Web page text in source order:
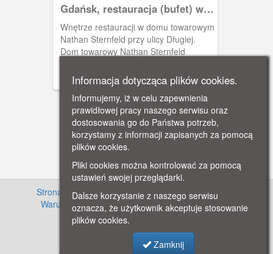
Gdańsk, restauracja (bufet) w
domu towarowym Sternfeld
Wnętrze restauracji w domu towarowym
Nathan Sternfeld przy ulicy Długiej.
Dom towarowy Nathan Sternfeld
i największy dom towarowy Gdańsku.
Zajmował budynki na rogu Długiej i
Tkackiej. Sternfeld wydawał również
swoje pocztówki, głównie reklamowe.
Strona główna · Informacje o projekcie · Cennik
Warunki używania zasobów
· Kontakt ·
Regulamin
serwisu
· Polityka prywatności
Informacja dotycząca plików cookies.
Informujemy, iż w celu zapewnienia
prawidłowej pracy naszego serwisu oraz
dostosowania go do Państwa potrzeb,
korzystamy z informacji zapisanych za pomocą
plików cookies.
Pliki cookies można kontrolować za pomocą
ustawień swojej przeglądarki.
Dalsze korzystanie z naszego serwisu
oznacza, że użytkownik akceptuje stosowanie
plików cookies.
Zamknij